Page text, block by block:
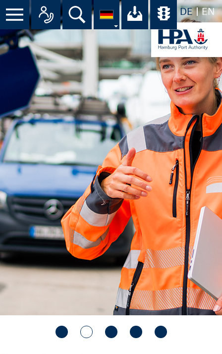
DE EN
Suche Ihr Download-